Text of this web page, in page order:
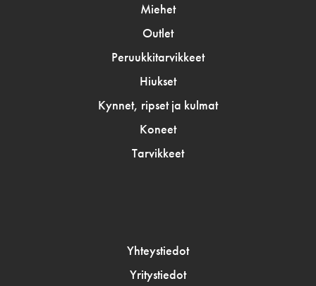
Miehet
Outlet
Peruukkitarvikkeet
Hiukset
Kynnet, ripset ja kulmat
Koneet
Tarvikkeet
Yhteystiedot
Yritystiedot